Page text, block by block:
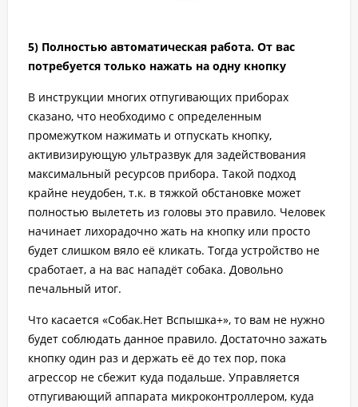
5) Полностью автоматическая работа. От вас
потребуется только нажать на одну кнопку
В инструкции многих отпугивающих приборах
сказано, что необходимо с определенным
промежутком нажимать и отпускать кнопку,
активизирующую ультразвук для задействования
максимальный ресурсов прибора. Такой подход
крайне неудобен, т.к. в тяжкой обстановке может
полностью вылететь из головы это правило. Человек
начинает лихорадочно жать на кнопку или просто
будет слишком вяло её кликать. Тогда устройство не
сработает, а на вас нападёт собака. Довольно
печальный итог.
Что касается «Собак.Нет Вспышка+», то вам не нужно
будет соблюдать данное правило. Достаточно зажать
кнопку один раз и держать её до тех пор, пока
агрессор не сбежит куда подальше. Управляется
отпугивающий аппарата микроконтроллером, куда